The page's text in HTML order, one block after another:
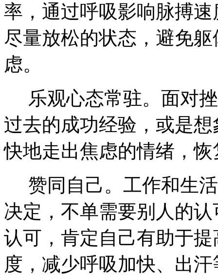
率，通过呼吸影响脉搏
尽量放松的状态，避免
虑。
乐观心态常驻。面对
过去的成功经验，或是
快地走出焦虑的情绪，
赞同自己。工作和生
决定，不单需要别人的
认可，肯定自己有助于
度，减少呼吸加快、出